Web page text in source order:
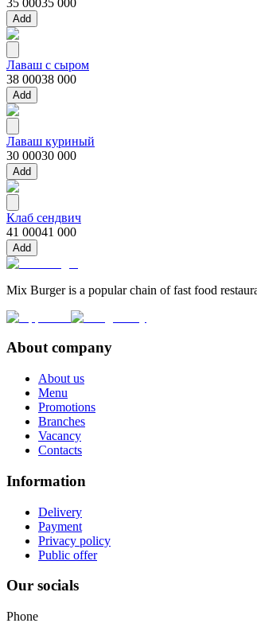
Add
Лаваш с сыром
38 00038 000
Add
Лаваш куриный
30 00030 000
Add
Клаб сендвич
41 00041 000
Add
Mix Burger is a popular chain of fast food
About company
About us
Menu
Promotions
Branches
Vacancy
Contacts
Information
Delivery
Payment
Privacy policy
Public offer
Our socials
Phone